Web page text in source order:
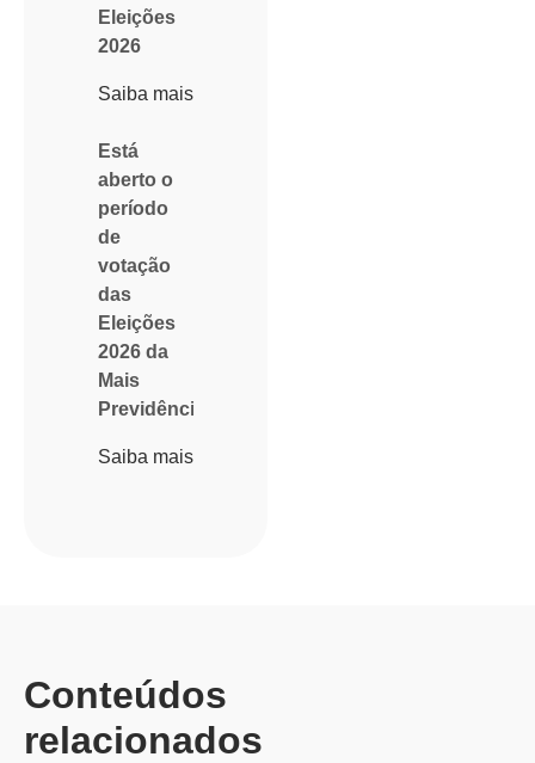
Eleições
2026
Saiba mais
Está
aberto o
período
de
votação
das
Eleições
2026 da
Mais
Previdência
Saiba mais
Conteúdos
relacionados